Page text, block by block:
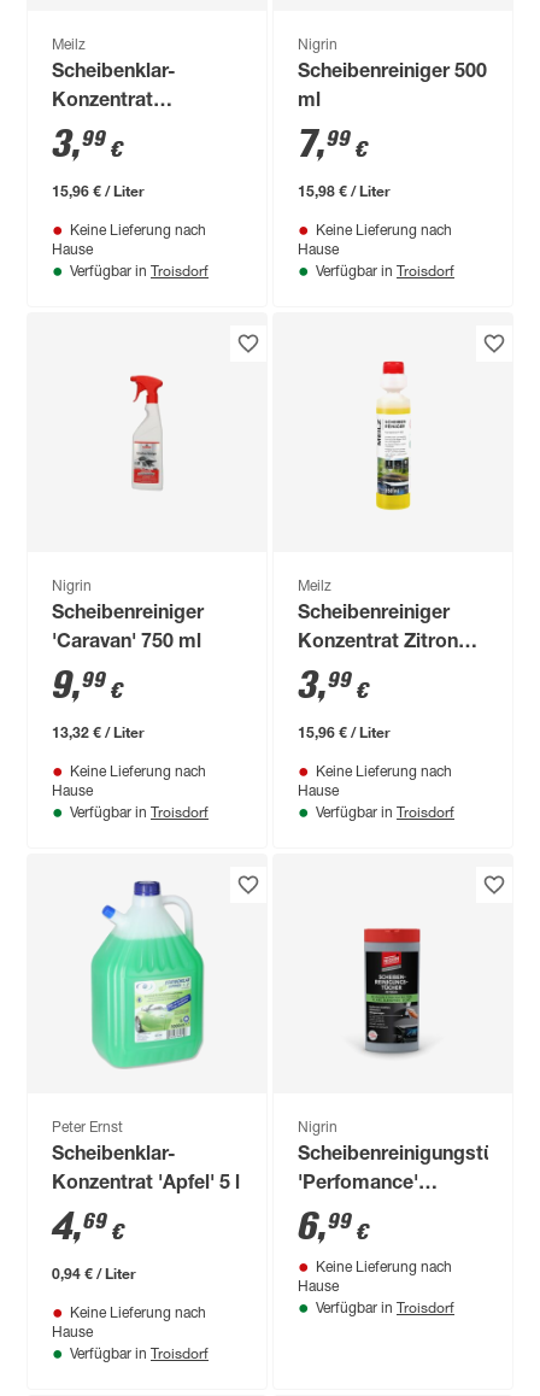
Meilz
Scheibenklar-
Konzentrat
'Bergduft' 250 ml
3,99 €
15,96 € / Liter
Keine Lieferung nach
Hause
Verfügbar in Troisdorf
Nigrin
Scheibenreiniger 500
ml
7,99 €
15,98 € / Liter
Keine Lieferung nach
Hause
Verfügbar in Troisdorf
Nigrin
Scheibenreiniger
'Caravan' 750 ml
9,99 €
13,32 € / Liter
Keine Lieferung nach
Hause
Verfügbar in Troisdorf
Meilz
Scheibenreiniger
Konzentrat Zitrone
250 ml
3,99 €
15,96 € / Liter
Keine Lieferung nach
Hause
Verfügbar in Troisdorf
Peter Ernst
Scheibenklar-
Konzentrat 'Apfel' 5 l
4,69 €
0,94 € / Liter
Keine Lieferung nach
Hause
Verfügbar in Troisdorf
Nigrin
Scheibenreinigungstücher
'Perfomance'
transparent 30 Stück
6,99 €
Keine Lieferung nach
Hause
Verfügbar in Troisdorf